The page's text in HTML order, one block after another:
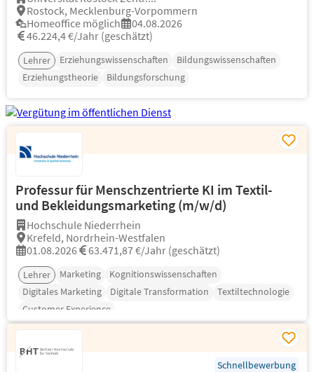
Rostock, Mecklenburg-Vorpommern
Homeoffice möglich
04.08.2026
46.224,4 €/Jahr (geschätzt)
Lehrer Erziehungswissenschaften
Bildungswissenschaften
Erziehungstheorie
Bildungsforschung
Professur für Menschzentrierte KI im Textil-
und Bekleidungsmarketing (m/w/d)
Hochschule Niederrhein
Krefeld, Nordrhein-Westfalen
01.08.2026
63.471,87 €/Jahr (geschätzt)
Lehrer Marketing
Kognitionswissenschaften
Digitales Marketing
Digitale Transformation
Textiltechnologie
Customer Experience
Schnellbewerbung